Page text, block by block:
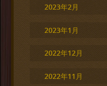
2023年2月
2023年1月
2022年12月
2022年11月